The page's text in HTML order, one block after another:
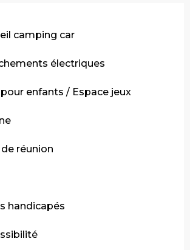
camping car
électriques
enfants / Espace jeux
de réunion
handicapés